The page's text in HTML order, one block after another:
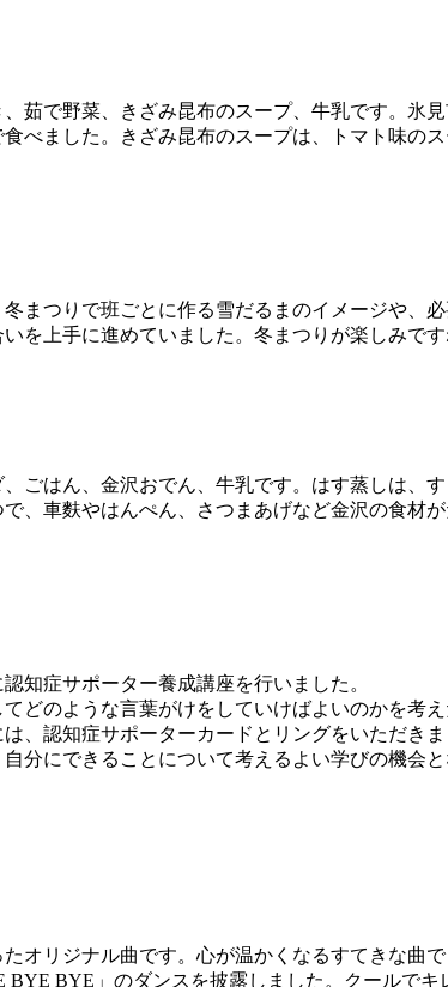
茹で野菜、きざみ昆布のスープ、牛乳です。氷
べました。きざみ昆布のスープは、トマト味のス
まつりで班ごとに作る雪だるまのイメージや、
を上手に進めていました。冬まつりが楽しみです
ごはん、金沢おでん、牛乳です。はす蒸しは、す
、車麩やはんぺん、さつまあげなど金沢の食材
知症サポーター養成講座を行いました。
どのような言葉がけをしていけばよいのかを考え
、認知症サポーターカードとリングをいただきま
分にできることについて考えるよい学びの機会
リジナル曲です。心が温かくなるすてきな曲で
BYE」のダンスを披露しました。クールでキ